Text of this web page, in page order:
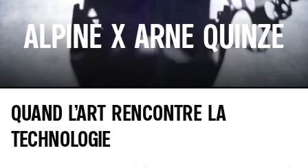
ALPINE X ARNE QUINZE
QUAND L’ART RENCONTRE LA
TECHNOLOGIE